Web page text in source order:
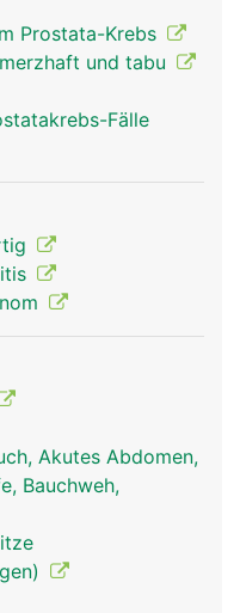
Prostata-Krebs
und tabu
Fälle
Akutes Abdomen,
Bauchweh,